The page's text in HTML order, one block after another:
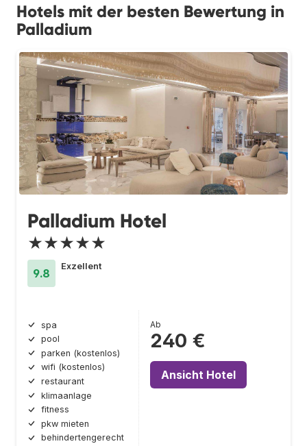
Hotels mit der besten Bewertung in
Palladium
Palladium Hotel
★★★★★
9.8
Exzellent
spa
pool
parken (kostenlos)
wifi (kostenlos)
restaurant
klimaanlage
fitness
pkw mieten
behindertengerecht
Ab
240 €
Ansicht Hotel